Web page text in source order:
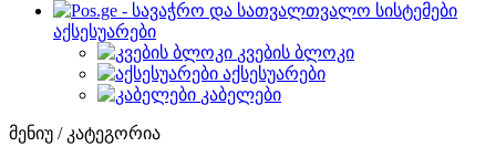
აქსესუარები
კვების ბლოკი
აქსესუარები
კაბელები
მენიუ / კატეგორია